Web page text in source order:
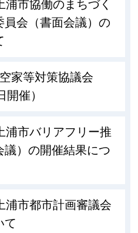
市協働のまちづく
員会（書面会議）の
家等対策協議会
開催）
浦市バリアフリー推
議）の開催結果につ
浦市都市計画審議会
て